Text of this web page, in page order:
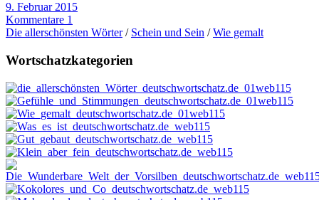
9. Februar 2015
Kommentare 1
Die allerschönsten Wörter/ Schein und Sein /Wie gemalt
Wortschatzkategorien